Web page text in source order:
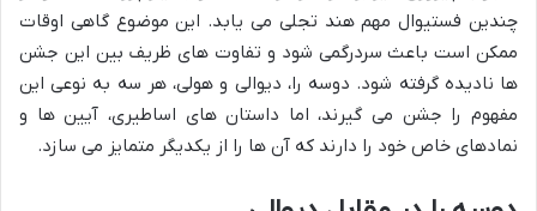
چندین فستیوال مهم هند تجلی می یابد. این موضوع گاهی اوقات
ممکن است باعث سردرگمی شود و تفاوت های ظریف بین این جشن
ها نادیده گرفته شود. دوسه را، دیوالی و هولی، هر سه به نوعی این
مفهوم را جشن می گیرند، اما داستان های اساطیری، آیین ها و
نمادهای خاص خود را دارند که آن ها را از یکدیگر متمایز می سازد.